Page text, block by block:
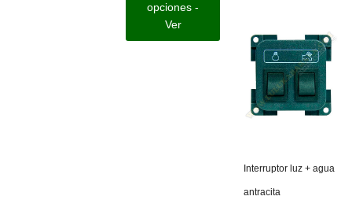
opciones -
Ver
Interruptor luz + agua
antracita